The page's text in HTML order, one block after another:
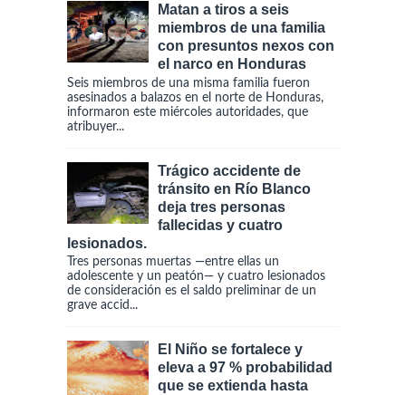
Matan a tiros a seis
miembros de una familia
con presuntos nexos con
el narco en Honduras
Seis miembros de una misma familia fueron
asesinados a balazos en el norte de Honduras,
informaron este miércoles autoridades, que
atribuyer...
Trágico accidente de
tránsito en Río Blanco
deja tres personas
fallecidas y cuatro
lesionados.
Tres personas muertas —entre ellas un
adolescente y un peatón— y cuatro lesionados
de consideración es el saldo preliminar de un
grave accid...
El Niño se fortalece y
eleva a 97 % probabilidad
que se extienda hasta